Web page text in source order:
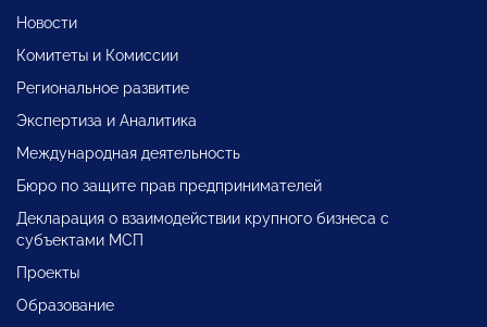
Новости
Комитеты и Комиссии
Региональное развитие
Экспертиза и Аналитика
Международная деятельность
Бюро по защите прав предпринимателей
Декларация о взаимодействии крупного бизнеса с
субъектами МСП
Проекты
Образование